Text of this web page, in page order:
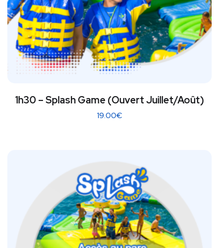
1h30 – Splash Game (Ouvert Juillet/Août)
19.00€